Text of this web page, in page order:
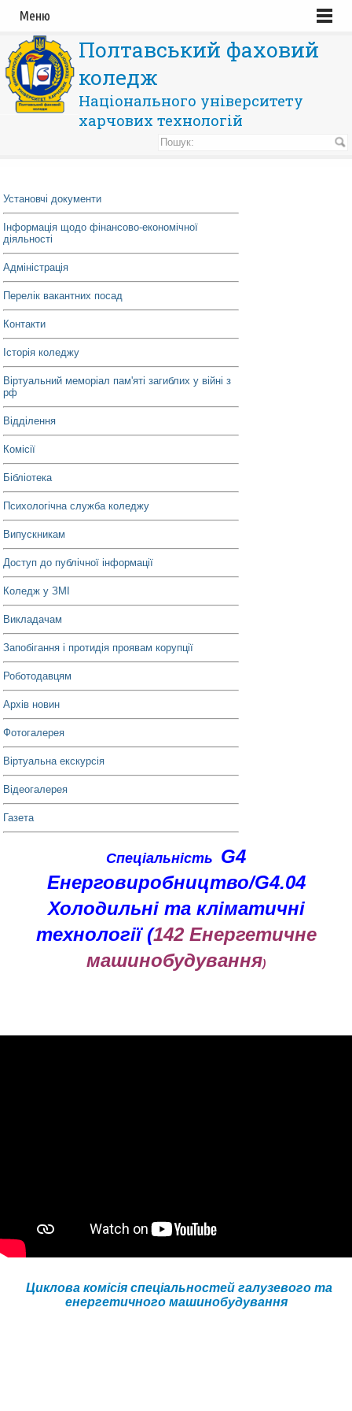
Меню
Полтавський фаховий
коледж
Національного університету
харчових технологій
Установчі документи
Інформація щодо фінансово-економічної
діяльності
Адміністрація
Перелік вакантних посад
Контакти
Історія коледжу
Віртуальний меморіал пам'яті загиблих у війні з
рф
Відділення
Комісії
Бібліотека
Психологічна служба коледжу
Випускникам
Доступ до публічної інформації
Коледж у ЗМІ
Викладачам
Запобігання і протидія проявам корупції
Роботодавцям
Архів новин
Фотогалерея
Віртуальна екскурсія
Відеогалерея
Газета
Спеціальність G4
Енерговиробництво/G4.04
Холодильні та кліматичні
технології(142 Енергетичне
машинобудування)
Циклова комісія спеціальностей галузевого та
енергетичного машинобудування